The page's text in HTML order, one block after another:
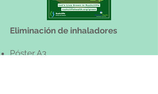
Eliminación de inhaladores
Póster A3